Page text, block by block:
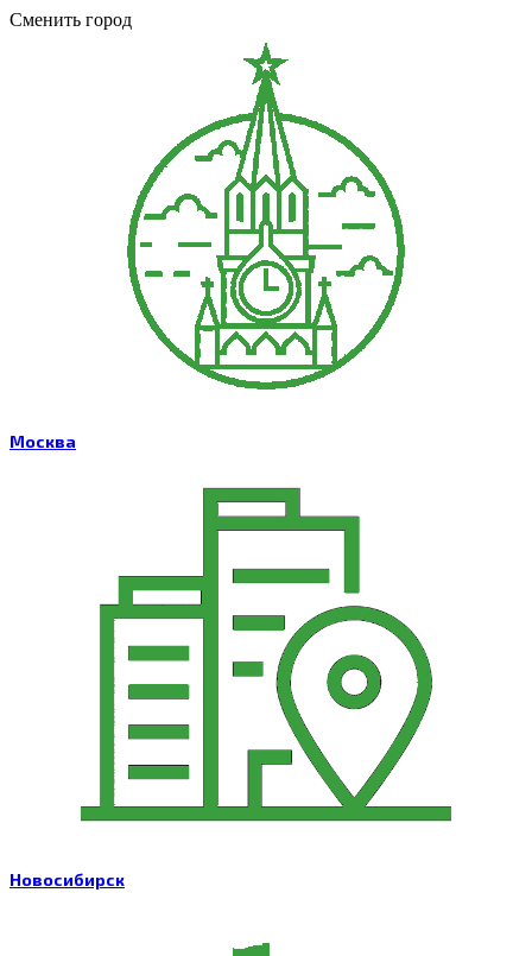
Сменить город
Москва
Новосибирск